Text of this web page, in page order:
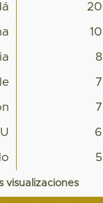
20
10
8
7
7
6
5
visualizaciones